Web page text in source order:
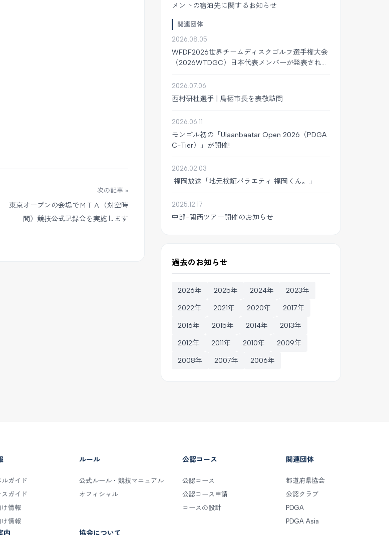
次の記事 »
東京オープンの会場でＭＴＡ（対空時
間）競技公式記録会を実施します
メントの宿泊先に関するお知らせ
関連団体
2026.08.05
WFDF2026世界チームディスクゴルフ選手権大会
（2026WTDGC）日本代表メンバーが発表されま
2026.07.06
西村研杜選手 | 鳥栖市長を表敬訪問
2026.06.11
モンゴル初の「Ulaanbaatar Open 2026（PDGA
C-Tier）」が開催!
2026.02.03
福岡放送「地元検証バラエティ 福岡くん。」
2025.12.17
中部-関西ツアー開催のお知らせ
過去のお知らせ
2026年 2025年 2024年 2023年
2022年 2021年 2020年 2017年
2016年 2015年 2014年 2013年
2012年 2011年 2010年 2009年
2008年 2007年 2006年
ガイド
ガイド
け情報
け情報
ルール
公式ルール・競技マニュアル
オフィシャル
公認コース
公認コース
公認コース申請
コースの設計
関連団体
都道府県協会
公認クラブ
PDGA
PDGA Asia
内 協会について